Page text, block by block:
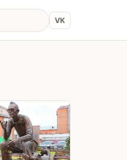
VK